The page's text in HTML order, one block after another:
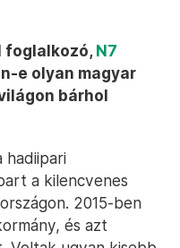
foglalkozó,N7
e olyan magyar
bárhol
hadiipari
a kilencvenes
2015-ben
és azt